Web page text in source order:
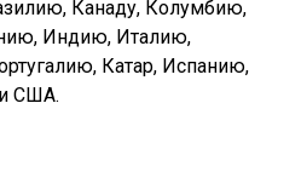
Канаду, Колумбию,
Индию, Италию,
Катар, Испанию,
США.